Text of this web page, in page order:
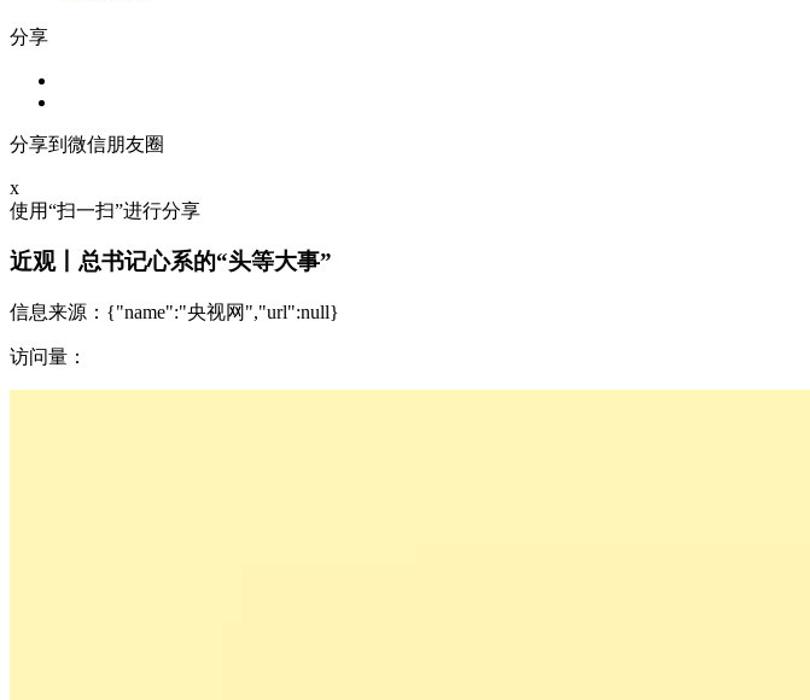
分享
分享到微信朋友圈
x
使用“扫一扫”进行分享
近观丨总书记心系的“头等大事”
信息来源： {"name":"央视网","url":null}
访问量：